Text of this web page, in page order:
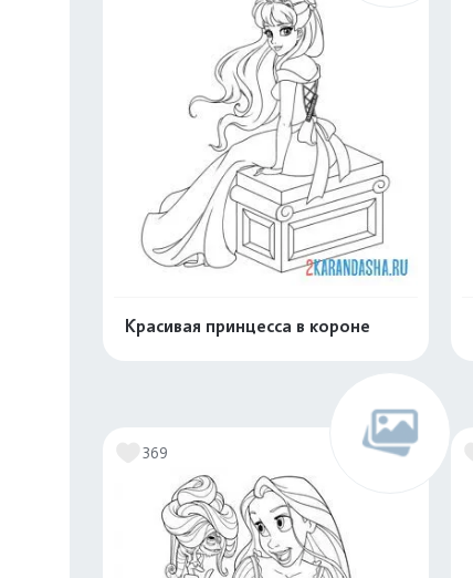
Красивая принцесса в короне
369